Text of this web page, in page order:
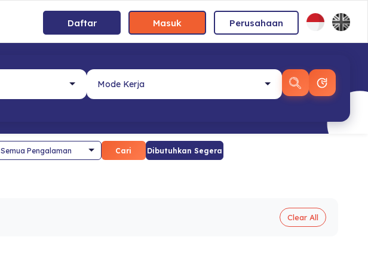
Daftar Masuk Perusahaan
Cari Dibutuhkan Segera
Clear All